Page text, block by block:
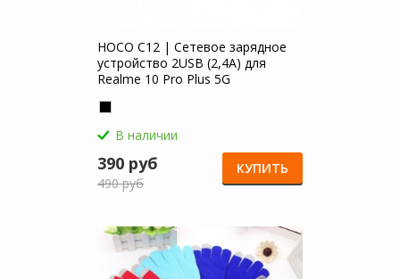
HOCO C12 | Сетевое зарядное
устройство 2USB (2,4А) для
Realme 10 Pro Plus 5G
В наличии
390 руб
490 руб
КУПИТЬ